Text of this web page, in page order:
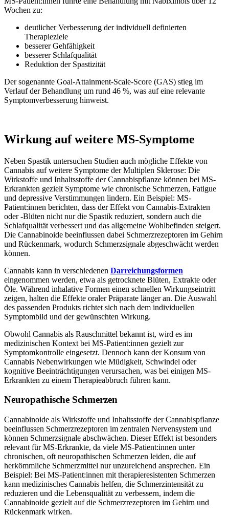
Wochen zu:
deutlicher Verbesserung der individuell definierten
Therapieziele
besserer Gehfähigkeit
besserer Schlafqualität
Reduktion der Spastizität
Der sogenannte Goal-Attainment-Scale-Score (GAS) stieg im
Verlauf der Behandlung um rund 46 %, was auf eine relevante
Symptomverbesserung hinweist.
Wirkung auf weitere MS-Symptome
Neben Spastik untersuchen Studien auch mögliche Effekte von
Cannabis auf weitere Symptome der Multiplen Sklerose: Die
Wirkstoffe und Inhaltsstoffe der Cannabispflanze können bei MS-
Erkrankten gezielt Symptome wie chronische Schmerzen, Fatigue
und depressive Verstimmungen lindern. Ein Beispiel: MS-
Patient:innen berichten, dass der Effekt von Cannabis-Extrakten
oder -Blüten nicht nur die Spastik reduziert, sondern auch die
Schlafqualität verbessert und das allgemeine Wohlbefinden steigert.
Die Cannabinoide beeinflussen dabei Schmerzrezeptoren im Gehirn
und Rückenmark, wodurch Schmerzsignale abgeschwächt werden
können.
Cannabis kann in verschiedenen Darreichungsformen
eingenommen werden, etwa als getrocknete Blüten, Extrakte oder
Öle. Während inhalative Formen einen schnellen Wirkungseintritt
zeigen, halten die Effekte oraler Präparate länger an. Die Auswahl
des passenden Produkts richtet sich nach dem individuellen
Symptombild und der gewünschten Wirkung.
Obwohl Cannabis als Rauschmittel bekannt ist, wird es im
medizinischen Kontext bei MS-Patient:innen gezielt zur
Symptomkontrolle eingesetzt. Dennoch kann der Konsum von
Cannabis Nebenwirkungen wie Müdigkeit, Schwindel oder
kognitive Beeinträchtigungen verursachen, was bei einigen MS-
Erkrankten zu einem Therapieabbruch führen kann.
Neuropathische Schmerzen
Cannabinoide als Wirkstoffe und Inhaltsstoffe der Cannabispflanze
beeinflussen Schmerzrezeptoren im zentralen Nervensystem und
können Schmerzsignale abschwächen. Dieser Effekt ist besonders
relevant für MS-Erkrankte, da viele MS-Patient:innen unter
chronischen, oft neuropathischen Schmerzen leiden, die auf
herkömmliche Schmerzmittel nur unzureichend ansprechen. Ein
Beispiel: Bei MS-Patient:innen mit therapieresistenten Schmerzen
kann medizinisches Cannabis helfen, die Schmerzintensität zu
reduzieren und die Lebensqualität zu verbessern, indem die
Cannabinoide gezielt auf die Schmerzrezeptoren im Gehirn und
Rückenmark wirken.